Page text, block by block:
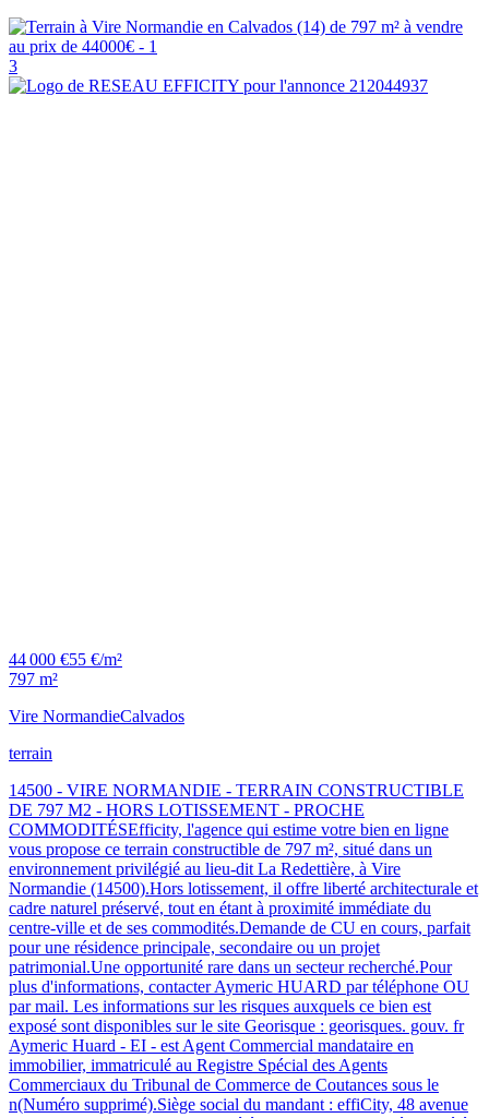
3
44 000 €55 €/m²
797 m²
Vire NormandieCalvados
terrain
14500 - VIRE NORMANDIE - TERRAIN CONSTRUCTIBLE
DE 797 M2 - HORS LOTISSEMENT - PROCHE
COMMODITÉSEfficity, l'agence qui estime votre bien en ligne
vous propose ce terrain constructible de 797 m², situé dans un
environnement privilégié au lieu-dit La Redettière, à Vire
Normandie (14500).Hors lotissement, il offre liberté architecturale et
cadre naturel préservé, tout en étant à proximité immédiate du
centre-ville et de ses commodités.Demande de CU en cours, parfait
pour une résidence principale, secondaire ou un projet
patrimonial.Une opportunité rare dans un secteur recherché.Pour
plus d'informations, contacter Aymeric HUARD par téléphone OU
par mail. Les informations sur les risques auxquels ce bien est
exposé sont disponibles sur le site Georisque : georisques. gouv. fr
Aymeric Huard - EI - est Agent Commercial mandataire en
immobilier, immatriculé au Registre Spécial des Agents
Commerciaux du Tribunal de Commerce de Coutances sous le
n(Numéro supprimé).Siège social du mandant : effiCity, 48 avenue